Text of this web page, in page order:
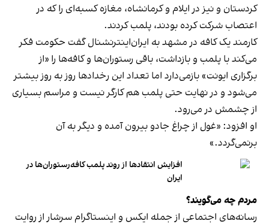
کردستان و نیز در ایلام و کرمانشاه، مغازه کسبه‌ای را که در
اعتصاب شرکت کرده بودند، پلمب کردند.
کارمند یک کافه در مشهد به ایران‌اینترنشنال گفت حکومت فکر
می‌کند با پلمب و بازداشت، باقی رستوران‌ها و کافه‌ها را «از
برگزاری ایونت» بازمی‌دارد اما تعداد این رخدادها روز به روز بیشتر
می‌شود و در نهایت حتی پلمب هم کارگر نیست و مراسم بسیاری
از چشمش در می‌رود.
او افزود: «غول از چراغ جادو بیرون آمده و دیگر به آن
برنمی‎‌گردد.»
افزایش انتقادها از روند پلمب کافه‌رستوران‌ها در
ایران
مردم چه می‌گویند؟
رسانه‎‌های اجتماعی از جمله ایکس و اینستاگرام سرشار از روایت